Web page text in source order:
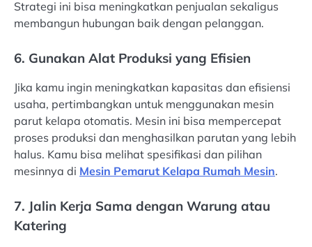
Strategi ini bisa meningkatkan penjualan sekaligus
membangun hubungan baik dengan pelanggan.
6. Gunakan Alat Produksi yang Efisien
Jika kamu ingin meningkatkan kapasitas dan efisiensi
usaha, pertimbangkan untuk menggunakan mesin
parut kelapa otomatis. Mesin ini bisa mempercepat
proses produksi dan menghasilkan parutan yang lebih
halus. Kamu bisa melihat spesifikasi dan pilihan
mesinnya di Mesin Pemarut Kelapa Rumah Mesin.
7. Jalin Kerja Sama dengan Warung atau
Katering